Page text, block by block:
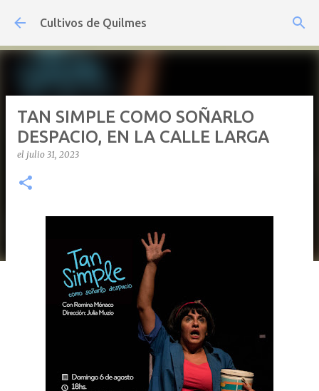
Ir al contenido principal
Cultivos de Quilmes
TAN SIMPLE COMO SOÑARLO
DESPACIO, EN LA CALLE LARGA
el julio 31, 2023